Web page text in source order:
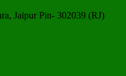
Jaipur Pin- 302039 (RJ)